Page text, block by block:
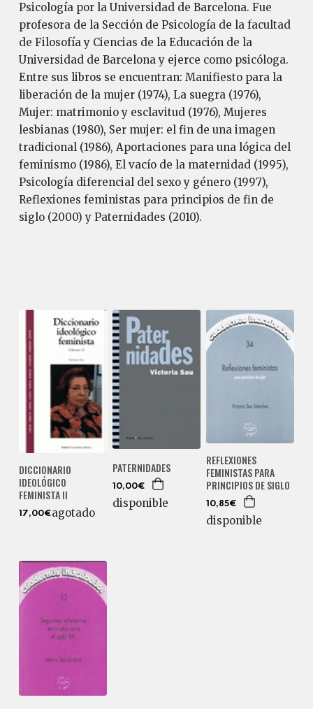
Psicología por la Universidad de Barcelona. Fue
profesora de la Sección de Psicología de la facultad
de Filosofía y Ciencias de la Educación de la
Universidad de Barcelona y ejerce como psicóloga.
Entre sus libros se encuentran: Manifiesto para la
liberación de la mujer (1974), La suegra (1976),
Mujer: matrimonio y esclavitud (1976), Mujeres
lesbianas (1980), Ser mujer: el fin de una imagen
tradicional (1986), Aportaciones para una lógica del
feminismo (1986), El vacío de la maternidad (1995),
Psicología diferencial del sexo y género (1997),
Reflexiones feministas para principios de fin de
siglo (2000) y Paternidades (2010).
DICCIONARIO
IDEOLÓGICO
FEMINISTA II
17,00€agotado
PATERNIDADES
10,00€
disponible
REFLEXIONES
FEMINISTAS PARA
PRINCIPIOS DE SIGLO
10,85€
disponible